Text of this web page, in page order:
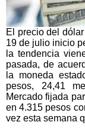
El precio del
19 de julio inicio
la tendencia
pasada, de
la moneda
pesos, 24,41
Mercado fijada
en 4.315 pesos
vez esta semana